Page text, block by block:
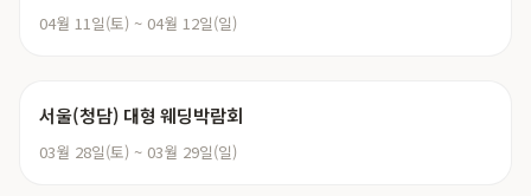
04월 11일(토) ~ 04월 12일(일)
서울(청담) 대형 웨딩박람회
03월 28일(토) ~ 03월 29일(일)